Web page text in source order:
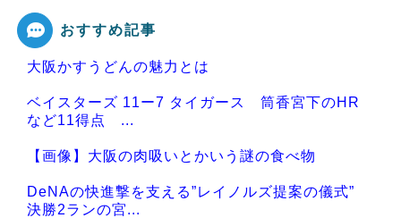
Powered by livedoor 相互RSS
おすすめ記事
大阪かすうどんの魅力とは
ベイスターズ 11ー7 タイガース 筒香宮下のHR
など11得点 ...
【画像】大阪の肉吸いとかいう謎の食べ物
DeNAの快進撃を支える”レイノルズ提案の儀式”
決勝2ランの宮...